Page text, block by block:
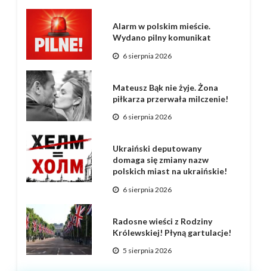
Alarm w polskim mieście.
Wydano pilny komunikat
6 sierpnia 2026
Mateusz Bąk nie żyje. Żona
piłkarza przerwała milczenie!
6 sierpnia 2026
Ukraiński deputowany
domaga się zmiany nazw
polskich miast na ukraińskie!
6 sierpnia 2026
Radosne wieści z Rodziny
Królewskiej! Płyną gartulacje!
5 sierpnia 2026